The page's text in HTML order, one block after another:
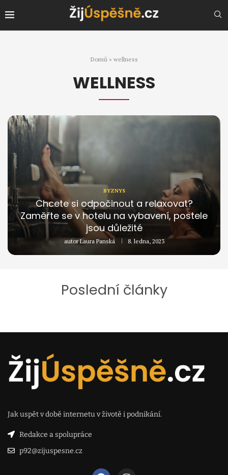
Domů » wellness
WELLNESS
BYZNYS
Chcete si odpočinout a relaxovat?
Zaměřte se v hotelu na vybavení, postele
jsou důležité
autorLaura Panská 8. ledna, 2023
Poslední články
Jak uspět v době internetu v životě i podnikání.
Redakce a spolupráce
p92@zijuspesne.cz